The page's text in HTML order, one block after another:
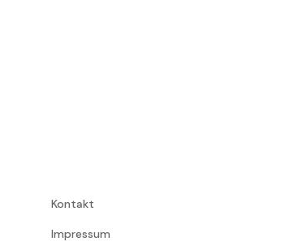
Kontakt
Impressum